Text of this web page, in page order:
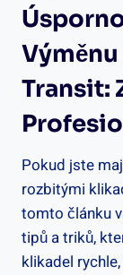
Transit:
Pokud jste
‌rozbitými
tomto článku
tipů a triků,
klikadel